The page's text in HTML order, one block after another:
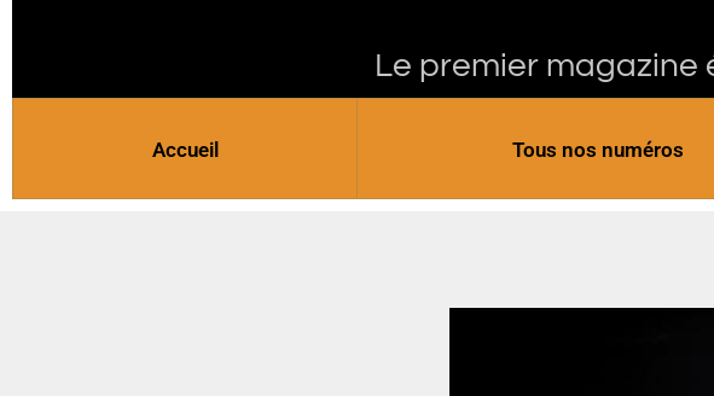
Le premier
Accueil Tous nos numéros